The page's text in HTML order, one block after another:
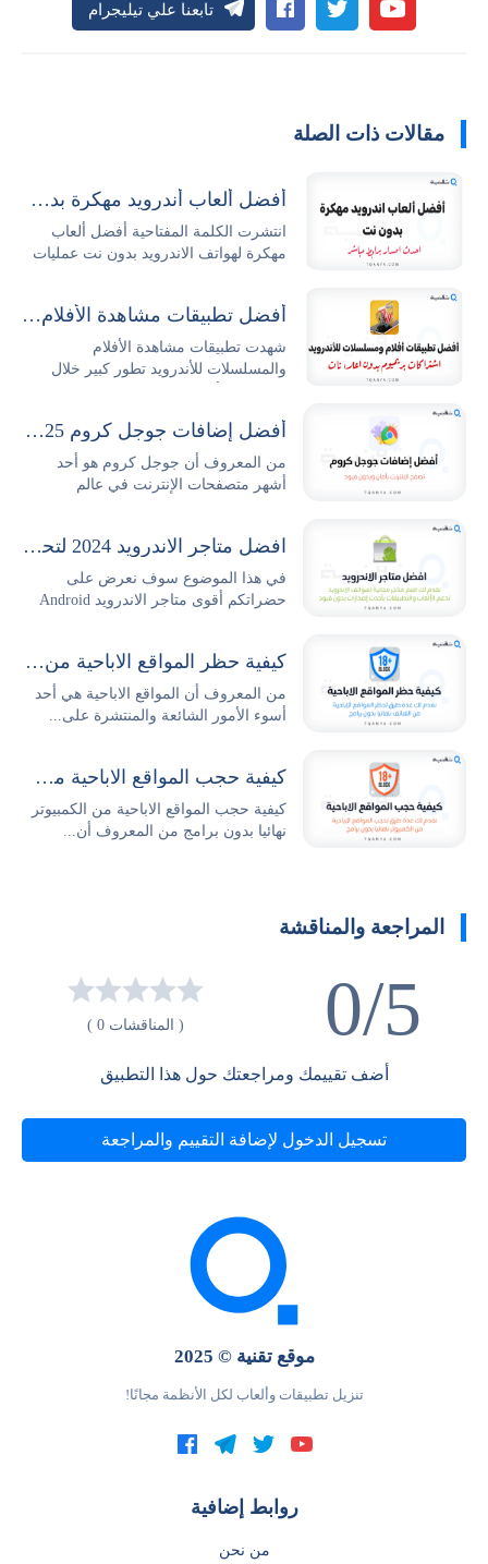
تابعنا علي تيليجرام
مقالات ذات الصلة
أفضل ألعاب أندرويد مهكرة بدون نت 2026 مجاناً
انتشرت الكلمة المفتاحية أفضل ألعاب
مهكرة لهواتف الاندرويد بدون نت عمليات
أفضل تطبيقات مشاهدة الأفلام والمسلسلات للأندرويد
شهدت تطبيقات مشاهدة الأفلام
والمسلسلات للأندرويد تطور كبير خلال
أفضل إضافات جوجل كروم 2025 وطريقة تثبيتها وإدارتها بكل سهولة
من المعروف أن جوجل كروم هو أحد
أشهر متصفحات الإنترنت في عالم
افضل متاجر الاندرويد 2024 لتحميل التطبيقات والالعاب مجانا
في هذا الموضوع سوف نعرض على
حضراتكم أقوى متاجر الاندرويد Android
كيفية حظر المواقع الاباحية من الهاتف نهائيا بدون برامج
من المعروف أن المواقع الاباحية هي أحد
أسوء الأمور الشائعة والمنتشرة على...
كيفية حجب المواقع الاباحية من الكمبيوتر نهائيا بدون برامج
كيفية حجب المواقع الاباحية من الكمبيوتر
نهائيا بدون برامج من المعروف أن...
المراجعة والمناقشة
0/5 ( المناقشات 0 )
أضف تقييمك ومراجعتك حول هذا التطبيق
تسجيل الدخول لإضافة التقييم والمراجعة
موقع تقنية © 2025
تنزيل تطبيقات وألعاب لكل الأنظمة مجانًا!
روابط إضافية
من نحن